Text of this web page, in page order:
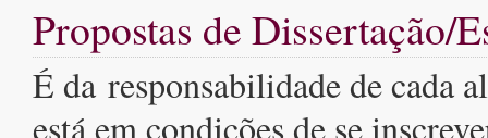
Propostas de Dissertação/
É da responsabilidade de cada
está em condições de se